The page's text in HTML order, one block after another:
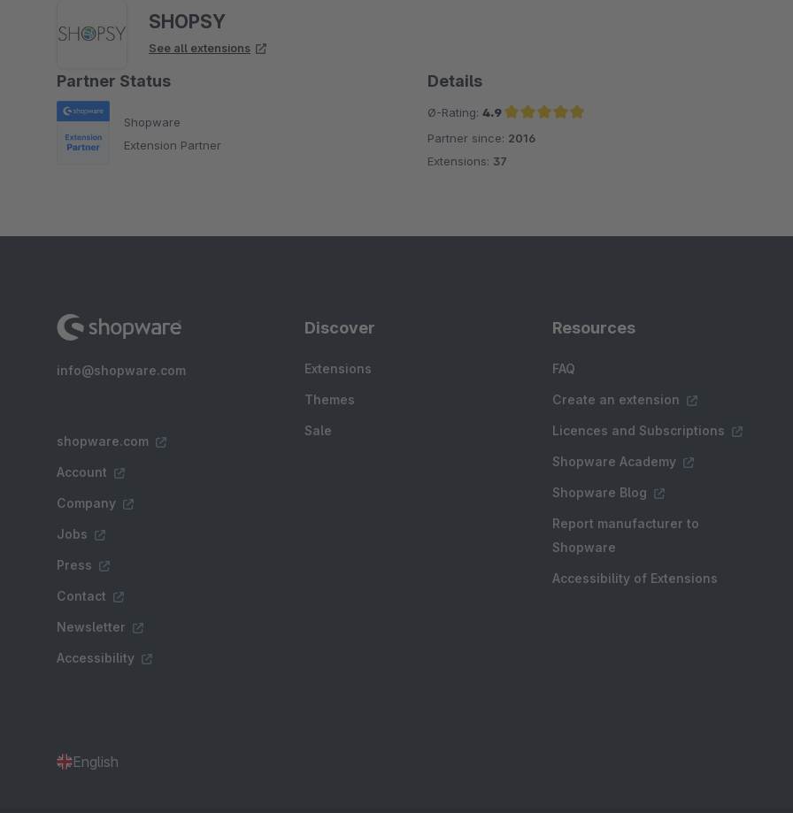
SHOPSY
See all extensions
Partner Status
Shopware
Extension Partner
Details
Ø-Rating: 4.9
Average rating of 4.9 out of 5 stars
Partner since: 2016
Extensions: 37
info@shopware.com
shopware.com
Account
Company
Jobs
Press
Contact
Newsletter
Accessibility
Discover
Extensions
Themes
Sale
Resources
FAQ
Create an extension
Licences and Subscriptions
Shopware Academy
Shopware Blog
Report manufacturer to
Shopware
Accessibility of Extensions
English